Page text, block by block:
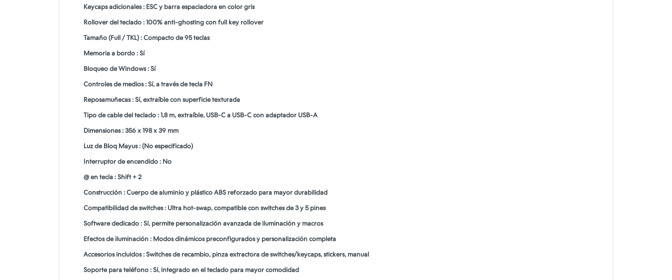
Keycaps adicionales : ESC y barra espaciadora en color gris
Rollover del teclado : 100% anti-ghosting con full key rollover
Tamaño (Full / TKL) : Compacto de 95 teclas
Memoria a bordo : Sí
Bloqueo de Windows : Sí
Controles de medios : Sí, a través de tecla FN
Reposamuñecas : Sí, extraíble con superficie texturada
Tipo de cable del teclado : 1,8 m, extraíble, USB-C a USB-C con adaptador USB-A
Dimensiones : 356 x 198 x 39 mm
Luz de Bloq Mayus : (No especificado)
Interruptor de encendido : No
@ en tecla : Shift + 2
Construcción : Cuerpo de aluminio y plástico ABS reforzado para mayor durabilidad
Compatibilidad de switches : Ultra hot-swap, compatible con switches de 3 y 5 pines
Software dedicado : Sí, permite personalización avanzada de iluminación y macros
Efectos de iluminación : Modos dinámicos preconfigurados y personalización completa
Accesorios incluidos : Switches de recambio, pinza extractora de switches/keycaps, stickers, manual
Soporte para teléfono : Sí, integrado en el teclado para mayor comodidad